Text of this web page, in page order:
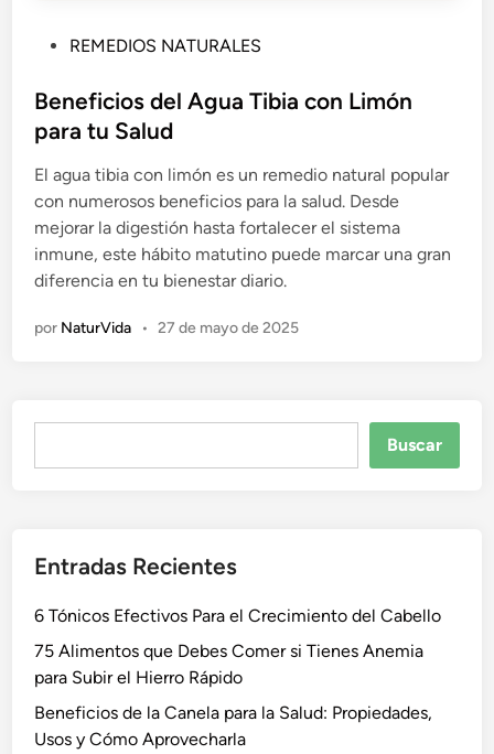
b
l
i
c
a
d
o
e
REMEDIOS NATURALES
Beneficios del Agua Tibia con Limón
para tu Salud
El agua tibia con limón es un remedio natural popular
con numerosos beneficios para la salud. Desde
mejorar la digestión hasta fortalecer el sistema
inmune, este hábito matutino puede marcar una gran
diferencia en tu bienestar diario.
por NaturVida • 27 de mayo de 2025
Buscar
Entradas Recientes
6 Tónicos Efectivos Para el Crecimiento del Cabello
75 Alimentos que Debes Comer si Tienes Anemia
para Subir el Hierro Rápido
Beneficios de la Canela para la Salud: Propiedades,
Usos y Cómo Aprovecharla